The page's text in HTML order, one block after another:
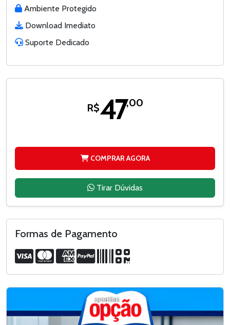
Ambiente Protegido
Download Imediato
Suporte Dedicado
R$47,00
COMPRAR AGORA
Tirar Dúvidas
Formas de Pagamento